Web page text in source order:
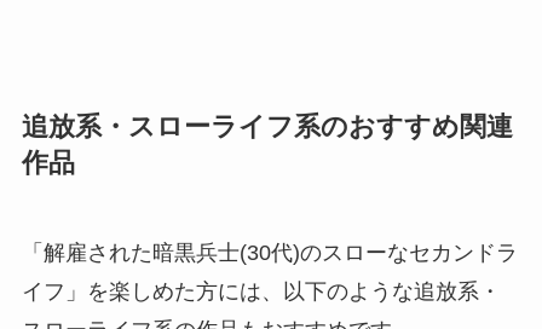
追放系・スローライフ系のおすすめ関連
作品
「解雇された暗黒兵士(30代)のスローなセカンドラ
イフ」を楽しめた方には、以下のような追放系・